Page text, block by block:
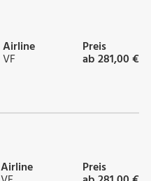
Airline
VF
Preis
ab 281,00 €
Airline Preis